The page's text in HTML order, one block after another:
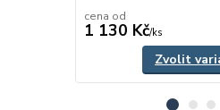
cena od
1 130 Kč/ks
Zvolit